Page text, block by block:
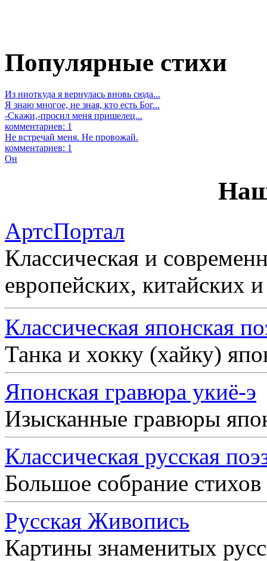
Популярные стихи
Из ниоткуда я вернулась вновь сюда...
Я знаю многое, не зная, кто есть Бог...
-Скажи,-просил меня пришелец...
комментариев: 1
Не встречай меня. Не провожай.
комментариев: 1
Он
АртсПортал
Классическая и
европейских, китайских
Классическая японская
Танка и хокку (хайку)
Японская гравюра укиё-э
Изысканные гравюры
Классическая русская
Большое собрание
Русская Живопись
Картины знаменитых